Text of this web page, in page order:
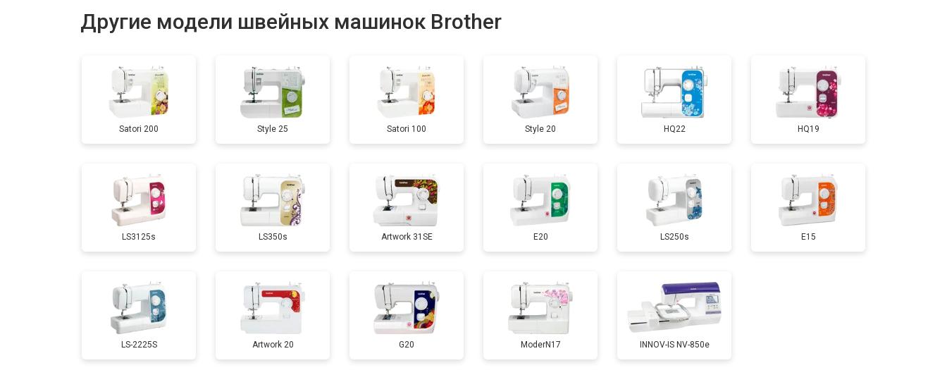
Другие модели швейных машинок Brother
Satori 200 Style 25 Satori 100 Style 20 HQ22 HQ19
LS3125s LS350s Artwork 31SE E20 LS250s E15
LS-2225S Artwork 20 G20 ModerN17 INNOV-IS NV-850e